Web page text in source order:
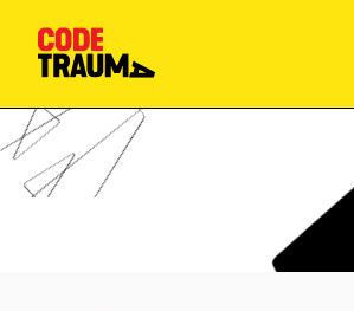
Champions de la